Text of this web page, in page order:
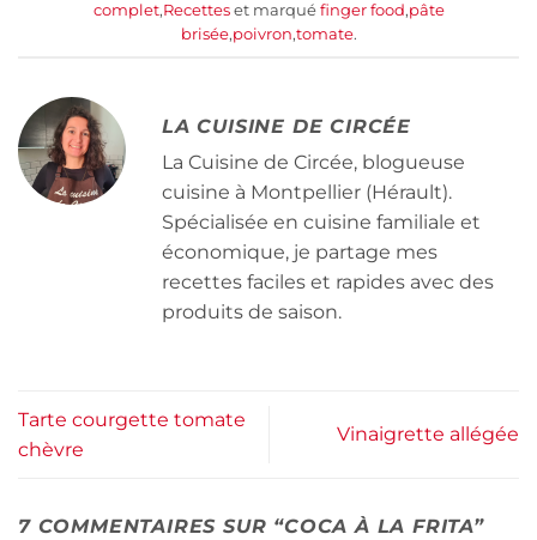
complet,Recetteset marqué finger food,pâte
brisée,poivron,tomate.
LA CUISINE DE CIRCÉE
La Cuisine de Circée, blogueuse
cuisine à Montpellier (Hérault).
Spécialisée en cuisine familiale et
économique, je partage mes
recettes faciles et rapides avec des
produits de saison.
Tarte courgette tomate
chèvre
Vinaigrette allégée
7 COMMENTAIRES SUR “COCA À LA FRITA”